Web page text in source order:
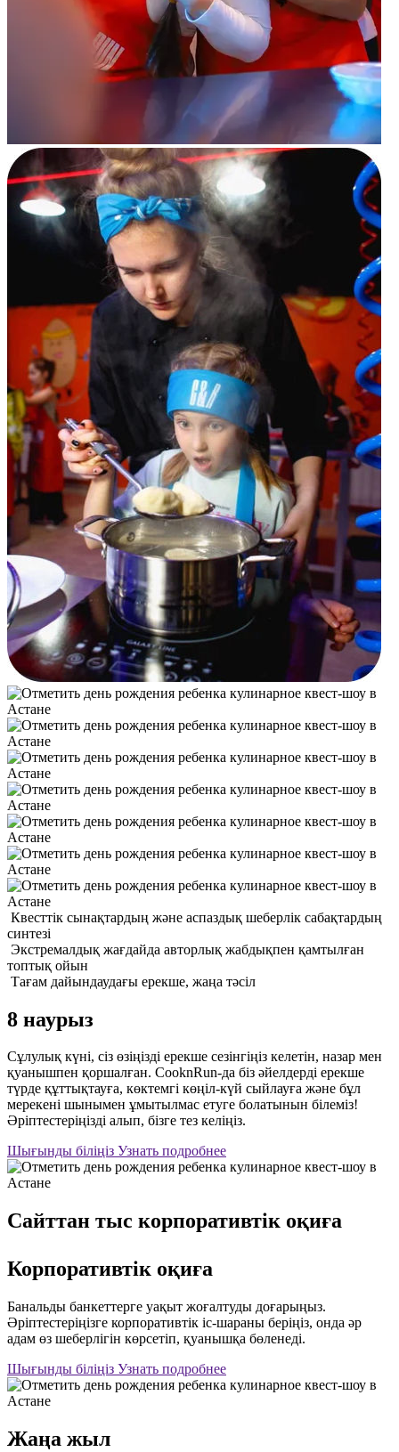
Квесттік сынақтардың және аспаздық шеберлік сабақтардың
синтезі
Экстремалдық жағдайда авторлық жабдықпен қамтылған
топтық ойын
Тағам дайындаудағы ерекше, жаңа тәсіл
8 наурыз
Сұлулық күні, сіз өзіңізді ерекше сезінгіңіз келетін, назар мен
қуанышпен қоршалған. CooknRun-да біз әйелдерді ерекше
түрде құттықтауға, көктемгі көңіл-күй сыйлауға және бұл
мерекені шынымен ұмытылмас етуге болатынын білеміз!
Әріптестеріңізді алып, бізге тез келіңіз.
Шығынды біліңіз Узнать подробнее
Сайттан тыс корпоративтік оқиға
Корпоративтік оқиға
Банальды банкеттерге уақыт жоғалтуды доғарыңыз.
Әріптестеріңізге корпоративтік іс-шараны беріңіз, онда әр
адам өз шеберлігін көрсетіп, қуанышқа бөленеді.
Шығынды біліңіз Узнать подробнее
Жаңа жыл